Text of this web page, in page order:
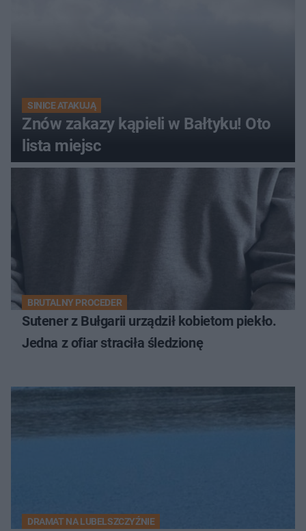
SINICE ATAKUJĄ
Znów zakazy kąpieli w Bałtyku! Oto
lista miejsc
BRUTALNY PROCEDER
Sutener z Bułgarii urządził kobietom piekło.
Jedna z ofiar straciła śledzionę
DRAMAT NA LUBELSZCZYŹNIE